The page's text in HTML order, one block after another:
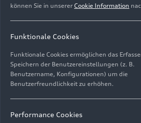
Rechte: Verwendung für
ImpressumRechtliches
können Sie in unserer Cookie Information
Funktionale Cookies
Funktionale Cookies ermöglichen das
Speichern der Benutzereinstellungen (z. B.
Benutzername, Konfigurationen) um die
Benutzerfreundlichkeit zu erhöhen.
Performance Cookies